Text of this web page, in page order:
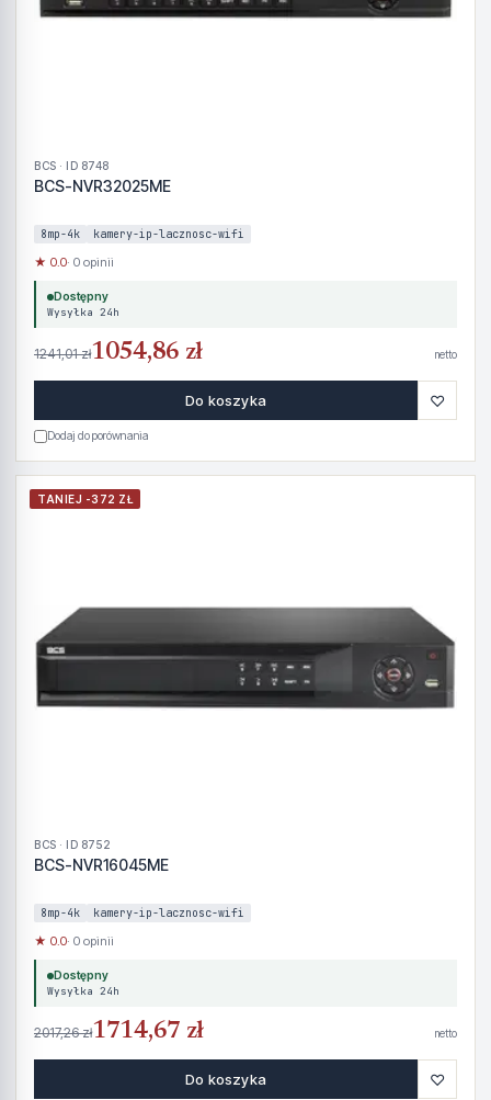
BCS · ID 8748
BCS-NVR32025ME
8mp-4k kamery-ip-lacznosc-wifi
★ 0.0· 0 opinii
Dostępny
Wysyłka 24h
1241,01 zł1054,86 zł netto
Do koszyka ♡
Dodaj do porównania
TANIEJ -372 ZŁ
BCS · ID 8752
BCS-NVR16045ME
8mp-4k kamery-ip-lacznosc-wifi
★ 0.0· 0 opinii
Dostępny
Wysyłka 24h
2017,26 zł1714,67 zł netto
Do koszyka ♡